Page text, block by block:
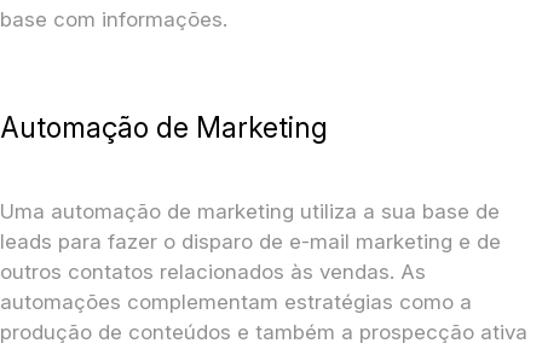
base com informações.
Automação de Marketing
Uma automação de marketing utiliza a sua base de
leads para fazer o disparo de e-mail marketing e de
outros contatos relacionados às vendas. As
automações complementam estratégias como a
produção de conteúdos e também a prospecção ativa